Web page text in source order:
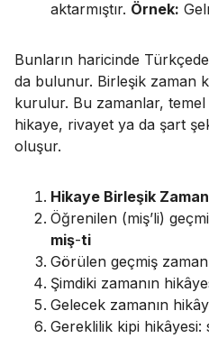
aktarmıştır. Örnek:
Bunların haricinde
da bulunur. Birleşik zaman
kurulur. Bu zamanlar, temel
hikaye, rivayet ya da şart
oluşur.
Hikaye Birleşik
Öğrenilen (miş’li)
miş-ti
Görülen geçmiş
Şimdiki zamanın
Gelecek zamanın
Gereklilik kipi hikâyesi: